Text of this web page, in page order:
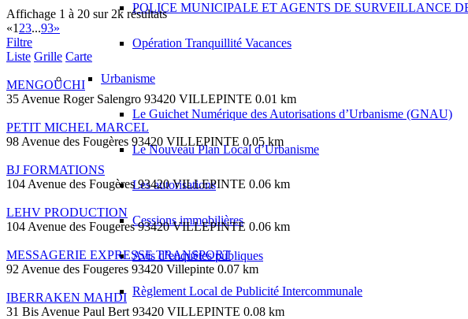
POLICE MUNICIPALE ET AGENTS DE SURVEILLANCE
Opération Tranquillité Vacances
Urbanisme
Le Guichet Numérique des Autorisations d’Urbanisme (GNAU)
Le Nouveau Plan Local d’Urbanisme
Les autorisations
Cessions immobilières
Avis d’enquêtes publiques
Règlement Local de Publicité Intercommunale
Affichage 1 à 20 sur 2k résultats
«1 23...93»
Filtre
Liste Grille Carte
MENGOUCHI
35 Avenue Roger Salengro 93420 VILLEPINTE 0.01 km
PETIT MICHEL MARCEL
98 Avenue des Fougères 93420 VILLEPINTE 0.05 km
BJ FORMATIONS
104 Avenue des Fougères 93420 VILLEPINTE 0.06 km
LEHV PRODUCTION
104 Avenue des Fougeres 93420 VILLEPINTE 0.06 km
MESSAGERIE EXPRESSE TRANSPORT
92 Avenue des Fougeres 93420 Villepinte 0.07 km
IBERRAKEN MAHDI
31 Bis Avenue Paul Bert 93420 VILLEPINTE 0.08 km